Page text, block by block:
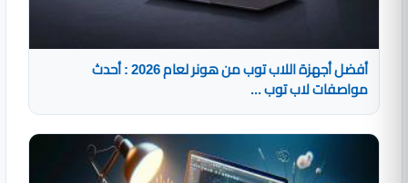
أفضل أجهزة اللاب توب من هونر لعام 2026 : أحدث
مواصفات لاب توب ...